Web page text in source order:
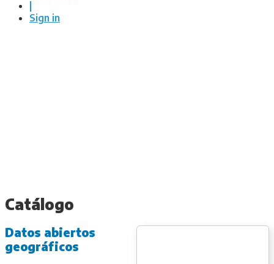
Sign in
Catálogo
Datos abiertos
geográficos